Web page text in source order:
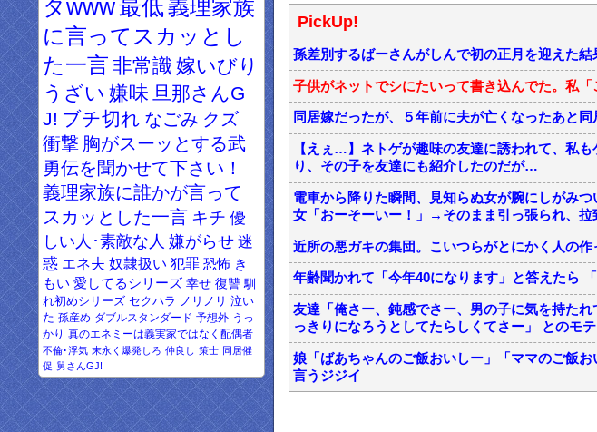
タwww最低 義理家族
に言ってスカッとし
た一言 非常識 嫁いびり
うざい 嫌味 旦那さんG
J! ブチ切れ なごみ クズ
衝撃 胸がスーッとする武
勇伝を聞かせて下さい！
義理家族に誰かが言って
スカッとした一言 キチ 優
しい人･素敵な人 嫌がらせ 迷
惑 エネ夫 奴隷扱い 犯罪 恐怖 き
もい 愛してるシリーズ 幸せ 復讐 馴
れ初めシリーズ セクハラ ノリノリ 泣い
た 孫産め ダブルスタンダード 予想外 うっ
かり 真のエネミーは義実家ではなく配偶者
不倫･浮気 末永く爆発しろ 仲良し 策士 同居催
促 舅さんGJ!
PickUp!
孫差別するばーさんがしんで初の正月を迎えた
子供がネットでシにたいって書き込んでた。
同居嫁だったが、５年前に夫が亡くなったあと同
【えぇ…】ネトゲが趣味の友達に誘われて、私
り、その子を友達にも紹介したのだが…
電車から降りた瞬間、見知らぬ女が腕にしがみ
女「おーそーいー！」→そのまま引っ張られ、拉
近所の悪ガキの集団。こいつらがとにかく人の
年齢聞かれて「今年40になります」と答えたら
友達「俺さー、鈍感でさー、男の子に気を持た
っきりになろうとしてたらしくてさー」 とのモ
娘「ばあちゃんのご飯おいしー」「ママのご飯
言うジジイ